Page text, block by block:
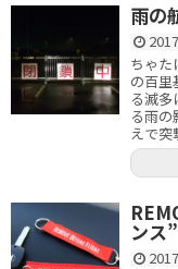
雨の
ちゃた
の百里
る滅
る雨の
えで突
ンス”